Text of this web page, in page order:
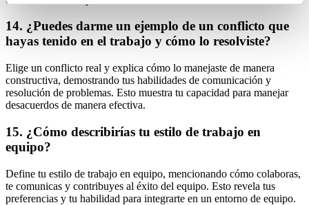
izquierda de la página.
14. ¿Puedes darme un ejemplo de un conflicto que
hayas tenido en el trabajo y cómo lo resolviste?
Elige un conflicto real y explica cómo lo manejaste de manera
constructiva, demostrando tus habilidades de comunicación y
resolución de problemas. Esto muestra tu capacidad para manejar
desacuerdos de manera efectiva.
15. ¿Cómo describirías tu estilo de trabajo en
equipo?
Define tu estilo de trabajo en equipo, mencionando cómo colaboras,
te comunicas y contribuyes al éxito del equipo. Esto revela tus
preferencias y tu habilidad para integrarte en un entorno de equipo.